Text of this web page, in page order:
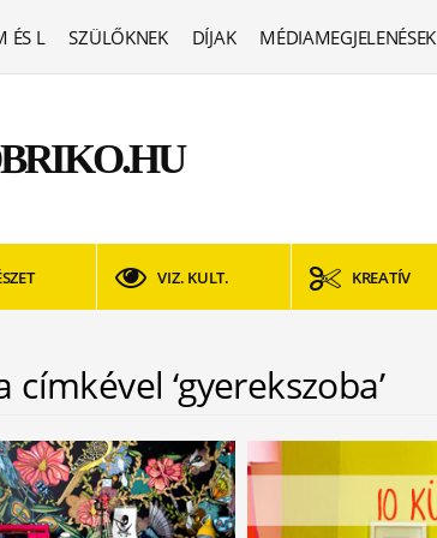
ÉS L SZÜLŐKNEK DÍJAK MÉDIAMEGJELENÉSEK
VIZ. KULT. KREATÍV
címkével ‘gyerekszoba’